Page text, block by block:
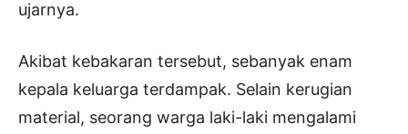
ujarnya.
Akibat kebakaran tersebut, sebanyak enam
kepala keluarga terdampak. Selain kerugian
material, seorang warga laki-laki mengalami